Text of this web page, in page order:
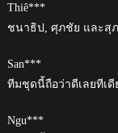
Thiê***
ชนาธิป, ศุภชัย และสุ
San***
ทีมชุดนี้ถือว่าดีเลยทีเ
Ngu***